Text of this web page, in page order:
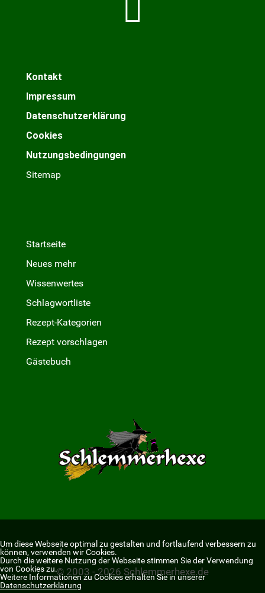
Kontakt
Impressum
Datenschutzerklärung
Cookies
Nutzungsbedingungen
Sitemap
Startseite
Neues mehr
Wissenwertes
Schlagwortliste
Rezept-Kategorien
Rezept vorschlagen
Gästebuch
© 2003 - 2026 Schlemmerhexe.de
Um diese Webseite optimal zu gestalten und fortlaufend verbessern zu
können, verwenden wir Cookies.
Durch die weitere Nutzung der Webseite stimmen Sie der Verwendung
von Cookies zu.
Weitere Informationen zu Cookies erhalten Sie in unserer
Datenschutzerklärung